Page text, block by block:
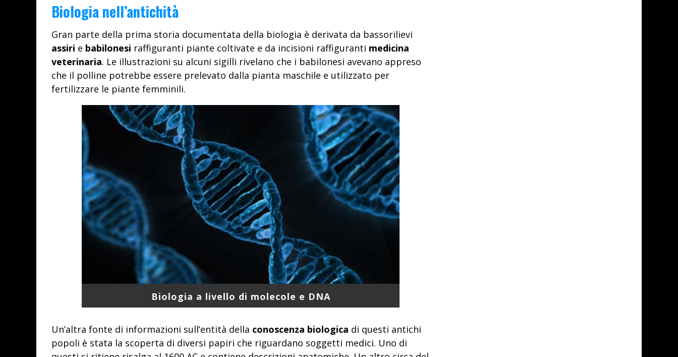
Biologia nell’antichità
Gran parte della prima storia documentata della biologia è derivata da bassorilievi
assiri e babilonesi raffiguranti piante coltivate e da incisioni raffiguranti medicina
veterinaria. Le illustrazioni su alcuni sigilli rivelano che i babilonesi avevano appreso
che il polline potrebbe essere prelevato dalla pianta maschile e utilizzato per
fertilizzare le piante femminili.
Biologia a livello di molecole e DNA
Un’altra fonte di informazioni sull’entità della conoscenza biologica di questi antichi
popoli è stata la scoperta di diversi papiri che riguardano soggetti medici. Uno di